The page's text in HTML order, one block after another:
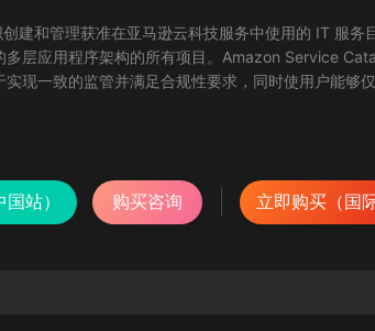
建和管理获准在亚马逊云科技服务中使用的 IT 服务
层应用程序架构的所有项目。Amazon Service
现一致的监管并满足合规性要求，同时使用户能够
站） 购买咨询 立即购买（国